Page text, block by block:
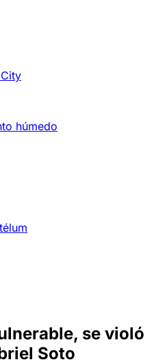
húmedo
se violó
Soto